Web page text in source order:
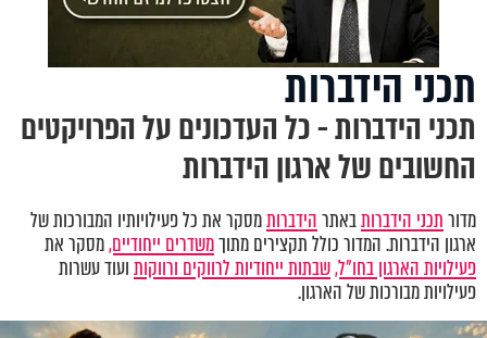
תכני הידברות
תכני הידברות - כל העדכונים על הפרויקטים
החשובים של ארגון הידברות
מדורתכני הידברותבאתרהידברותמסקר את כל פעילויותיו המבורכות של
ארגון הידברות. המדור כולל תקצירים מתוךמשדרים ייחודיים,מסקר את
פעילויות הארגון בחו"ל,שבתות ייחודיות לרווקים ורווקותועוד עשרות
פעילויות מבורכות של הארגון.